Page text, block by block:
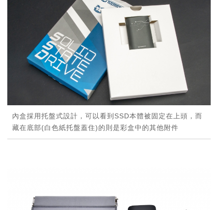
內盒採用托盤式設計，可以看到SSD本體被固定在上頭，而
藏在底部(白色紙托盤蓋住)的則是彩盒中的其他附件